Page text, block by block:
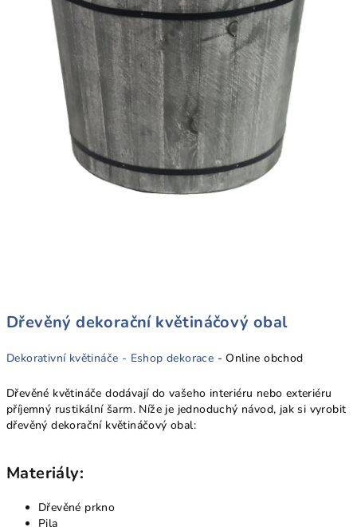
Dřevěný dekorační květináčový obal
Dekorativní květináče - Eshop dekorace - Online obchod
Dřevěné květináče dodávají do vašeho interiéru nebo exteriéru
příjemný rustikální šarm. Níže je jednoduchý návod, jak si vyrobit
dřevěný dekorační květináčový obal:
Materiály:
Dřevěné prkno
Pila